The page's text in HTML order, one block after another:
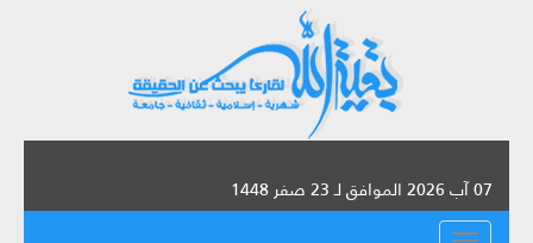
07 آب 2026 الموافق لـ 23 صفر 1448